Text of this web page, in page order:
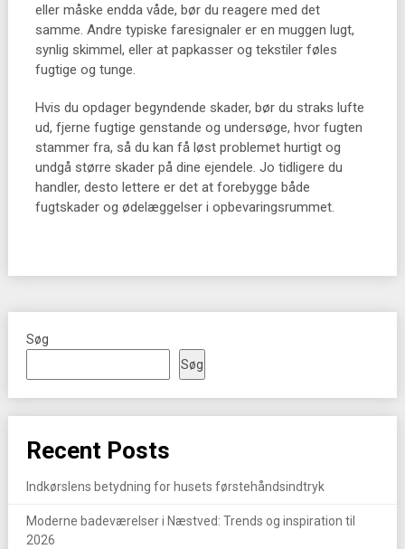
eller måske endda våde, bør du reagere med det
samme. Andre typiske faresignaler er en muggen lugt,
synlig skimmel, eller at papkasser og tekstiler føles
fugtige og tunge.
Hvis du opdager begyndende skader, bør du straks lufte
ud, fjerne fugtige genstande og undersøge, hvor fugten
stammer fra, så du kan få løst problemet hurtigt og
undgå større skader på dine ejendele. Jo tidligere du
handler, desto lettere er det at forebygge både
fugtskader og ødelæggelser i opbevaringsrummet.
Søg
Søg
Recent Posts
Indkørslens betydning for husets førstehåndsindtryk
Moderne badeværelser i Næstved: Trends og inspiration til
2026